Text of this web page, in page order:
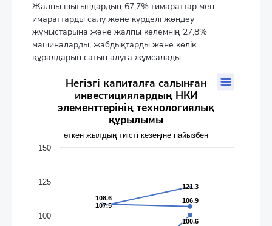
Жалпы шығындардың 67,7% ғимараттар мен
имараттарды салу және күрделі жөндеу
жұмыстарына және жалпы көлемнің 27,8%
машиналарды, жабдықтарды және көлік
құралдарын сатып алуға жұмсалады.
Негізгі капиталға салынған инвестициялардың НКИ
Line chart with 3 lines.
өткен жылдың тиісті кезеңіне пайызбен
The chart has 1 X axis displaying categories.
The chart has 1 Y axis displaying values. Data ranges from
Негізгі капиталға салынған
инвестициялардың НКИ
элементтерінің технологиялық
құрылымы
өткен жылдың тиісті кезеңіне пайызбен
108.6
108.6 106.9
106.9
107.5
107.5
121.3
121.3
100.6
100.6
100
125
150